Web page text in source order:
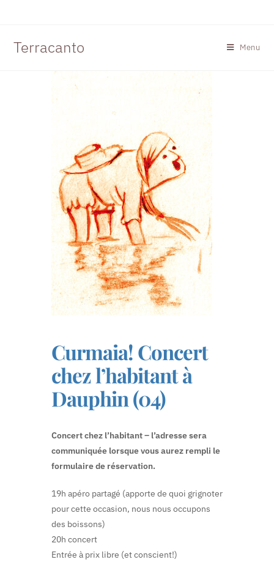
Terracanto Menu
Curmaia! Concert
chez l’habitant à
Dauphin (04)
Concert chez l’habitant – l’adresse sera
communiquée lorsque vous aurez rempli le
formulaire de réservation.
19h apéro partagé (apporte de quoi grignoter
pour cette occasion, nous nous occupons
des boissons)
20h concert
Entrée à prix libre (et conscient!)